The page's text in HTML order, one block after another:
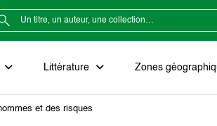
Littérature Zones
et des risques